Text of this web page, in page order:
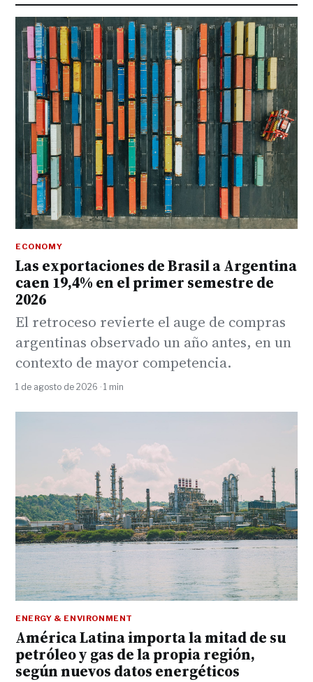
ECONOMY
Las exportaciones de Brasil a Argentina
caen 19,4% en el primer semestre de
2026
El retroceso revierte el auge de compras
argentinas observado un año antes, en un
contexto de mayor competencia.
1 de agosto de 2026 · 1 min
ENERGY & ENVIRONMENT
América Latina importa la mitad de su
petróleo y gas de la propia región,
según nuevos datos energéticos